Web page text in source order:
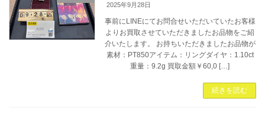
2025年9月28日
事前にLINEにてお問合せいただいていたお客様
よりお買取させていただきましたお品物をご紹
介いたします。 お持ちいただきましたお品物が
素材：PT850アイテム：リングダイヤ：1.10ct
重量：9.2g 買取金額￥60,0 […]
続きを読む